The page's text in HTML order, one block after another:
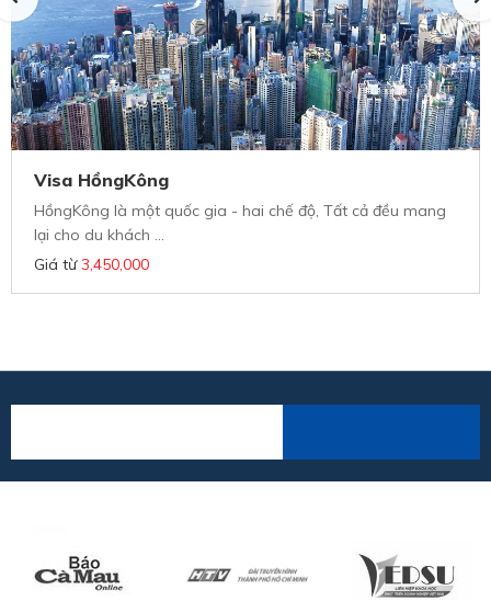
Visa HồngKông
HồngKông là một quốc gia - hai chế độ, Tất cả đều mang
lại cho du khách ...
Giá từ3,450,000